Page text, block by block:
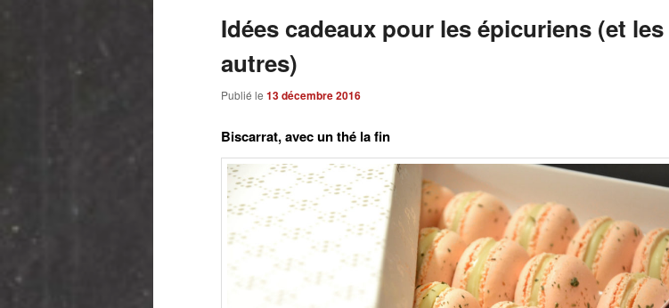
Idées cadeaux pour les épicuriens (et les
autres)
Publié le 13 décembre 2016
Biscarrat, avec un thé la fin